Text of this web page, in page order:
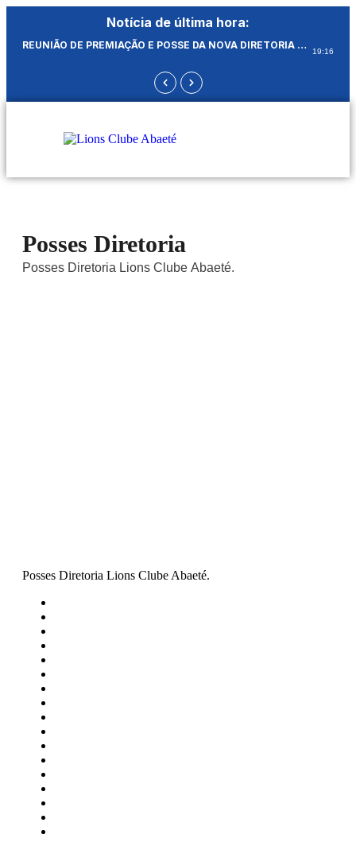
Notícia de última hora:
REUNIÃO DE PREMIAÇÃO E POSSE DA NOVA DIRETORIA DO LIONS CLUBE DE ABAETÉ DR AVELINO DIRINO ARRUDA, CLUBE DAS DOMADORAS DE ABAETÉ GESTÃO 2026 A 2027 NO DIA 26 DE JUNHO DE 2026
19:16
Posses Diretoria
Posses Diretoria Lions Clube Abaeté.
Posses Diretoria Lions Clube Abaeté.